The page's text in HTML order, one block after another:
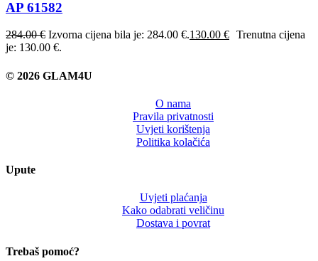
AP 61582
284.00€ Izvorna cijena bila je: 284.00 €.130.00 € Trenutna cijena
je: 130.00 €.
© 2026 GLAM4U
O nama
Pravila privatnosti
Uvjeti korištenja
Politika kolačića
Upute
Uvjeti plaćanja
Kako odabrati veličinu
Dostava i povrat
Trebaš pomoć?